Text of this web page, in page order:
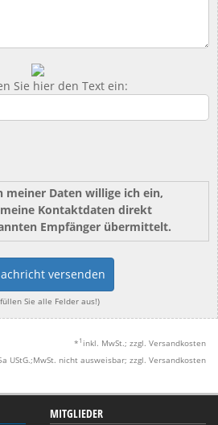
Sie hier den Text ein:
meiner Daten willige ich ein,
meine Kontaktdaten direkt
Empfänger übermittelt.
versenden
Sie alle Felder aus!)
* 1 inkl. MwSt.; zzgl. Versandkosten
UStG.;MwSt. nicht ausweisbar; zzgl. Versandkosten
MITGLIEDER